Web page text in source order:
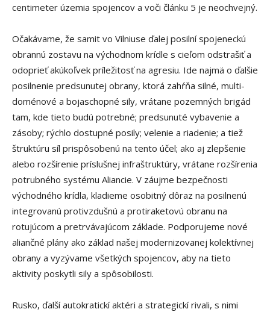
centimeter územia spojencov a voči článku 5 je neochvejný.
Očakávame, že samit vo Vilniuse ďalej posilní spojeneckú
obrannú zostavu na východnom krídle s cieľom odstrašiť a
odoprieť akúkoľvek príležitosť na agresiu. Ide najmä o ďalšie
posilnenie predsunutej obrany, ktorá zahŕňa silné, multi-
doménové a bojaschopné sily, vrátane pozemných brigád
tam, kde tieto budú potrebné; predsunuté vybavenie a
zásoby; rýchlo dostupné posily; velenie a riadenie; a tiež
štruktúru síl prispôsobenú na tento účel; ako aj zlepšenie
alebo rozšírenie príslušnej infraštruktúry, vrátane rozšírenia
potrubného systému Aliancie. V záujme bezpečnosti
východného krídla, kladieme osobitný dôraz na posilnenú
integrovanú protivzdušnú a protiraketovú obranu na
rotujúcom a pretrvávajúcom základe. Podporujeme nové
aliančné plány ako základ našej modernizovanej kolektívnej
obrany a vyzývame všetkých spojencov, aby na tieto
aktivity poskytli sily a spôsobilosti.
Rusko, ďalší autokratickí aktéri a strategickí rivali, s nimi